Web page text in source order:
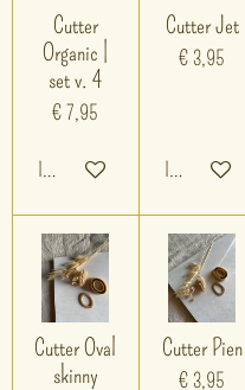
Cutter
Organic |
set v. 4
€ 7,95
In winkelwagen
Cutter Jet
€ 3,95
In winkelwagen
Cutter Oval
skinny
Cutter Pien
€ 3,95